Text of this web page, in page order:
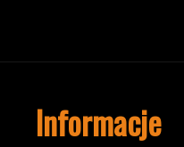
Informacje